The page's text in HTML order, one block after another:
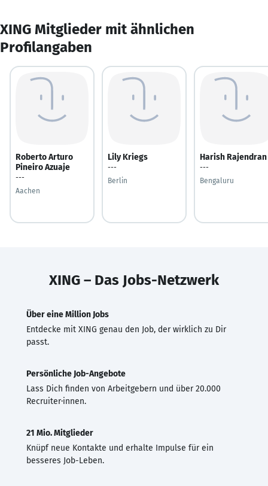
XING Mitglieder mit ähnlichen
Profilangaben
Roberto Arturo
Pineiro Azuaje
---
Aachen
Lily Kriegs
---
Berlin
Harish Rajendran
---
Bengaluru
XING – Das Jobs-Netzwerk
Über eine Million Jobs
Entdecke mit XING genau den Job, der wirklich zu Dir
passt.
Persönliche Job-Angebote
Lass Dich finden von Arbeitgebern und über 20.000
Recruiter·innen.
21 Mio. Mitglieder
Knüpf neue Kontakte und erhalte Impulse für ein
besseres Job-Leben.